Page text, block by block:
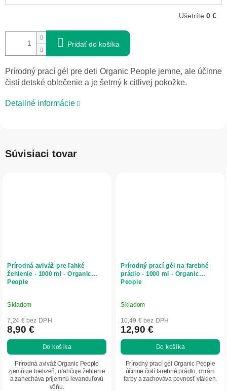
Ušetríte 0 €
Pridať do košíka
Prírodný prací gél pre deti Organic People jemne, ale účinne
čistí detské oblečenie a je šetrný k citlivej pokožke.
Detailné informácie
Súvisiaci tovar
Prírodná aviváž pre ľahké
žehlenie - 1000 ml - Organic
People
Skladom
7,24 € bez DPH
8,90 €
Do košíka
Prírodná aviváž Organic People
zjemňuje bielizeň, uľahčuje žehlenie
a zanecháva príjemnú levanduľovú
vôňu.
Prírodný prací gél na farebné
prádlo - 1000 ml - Organic
People
Skladom
10,49 € bez DPH
12,90 €
Do košíka
Prírodný prací gél Organic People
účinne čistí farebné prádlo, chráni
farby a zachováva pevnosť vlákien.